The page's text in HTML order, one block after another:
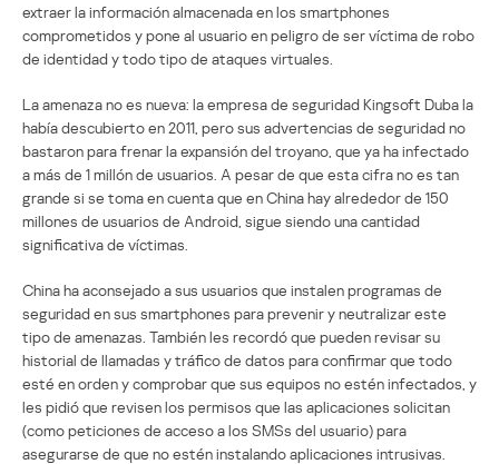
extraer la información almacenada en los smartphones
comprometidos y pone al usuario en peligro de ser víctima de robo
de identidad y todo tipo de ataques virtuales.
La amenaza no es nueva: la empresa de seguridad Kingsoft Duba la
había descubierto en 2011, pero sus advertencias de seguridad no
bastaron para frenar la expansión del troyano, que ya ha infectado
a más de 1 millón de usuarios. A pesar de que esta cifra no es tan
grande si se toma en cuenta que en China hay alrededor de 150
millones de usuarios de Android, sigue siendo una cantidad
significativa de víctimas.
China ha aconsejado a sus usuarios que instalen programas de
seguridad en sus smartphones para prevenir y neutralizar este
tipo de amenazas. También les recordó que pueden revisar su
historial de llamadas y tráfico de datos para confirmar que todo
esté en orden y comprobar que sus equipos no estén infectados, y
les pidió que revisen los permisos que las aplicaciones solicitan
(como peticiones de acceso a los SMSs del usuario) para
asegurarse de que no estén instalando aplicaciones intrusivas.